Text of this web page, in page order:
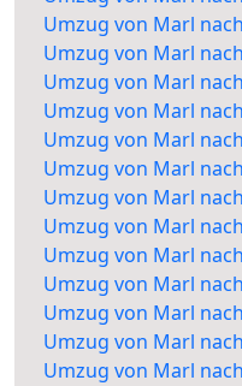
Umzug von Marl
Umzug von Marl
Umzug von Marl
Umzug von Marl
Umzug von Marl
Umzug von Marl
Umzug von Marl
Umzug von Marl
Umzug von Marl
Umzug von Marl
Umzug von Marl
Umzug von Marl
Umzug von Marl